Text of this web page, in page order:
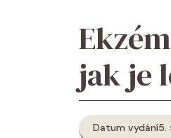
jak je
Datum vydání5.